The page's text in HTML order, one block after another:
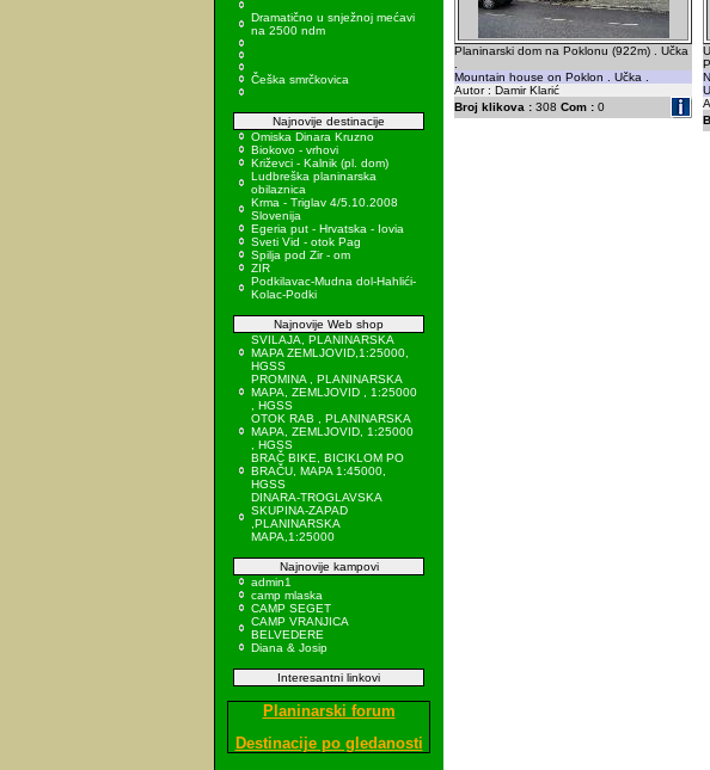
Dramatično u snježnoj mećavi
na 2500 ndm
Češka smrčkovica
Najnovije destinacije
Omiska Dinara Kruzno
Biokovo - vrhovi
Križevci - Kalnik (pl. dom)
Ludbreška planinarska
obilaznica
Krma - Triglav 4/5.10.2008
Slovenija
Egeria put - Hrvatska - Iovia
Sveti Vid - otok Pag
Spilja pod Zir - om
ZIR
Podkilavac-Mudna dol-Hahlići-
Kolac-Podki
Najnovije Web shop
SVILAJA, PLANINARSKA
MAPA ZEMLJOVID,1:25000,
HGSS
PROMINA , PLANINARSKA
MAPA, ZEMLJOVID , 1:25000
, HGSS
OTOK RAB , PLANINARSKA
MAPA, ZEMLJOVID, 1:25000
, HGSS
BRAČ BIKE, BICIKLOM PO
BRAČU, MAPA 1:45000,
HGSS
DINARA-TROGLAVSKA
SKUPINA-ZAPAD
,PLANINARSKA
MAPA,1:25000
Najnovije kampovi
admin1
camp mlaska
CAMP SEGET
CAMP VRANJICA
BELVEDERE
Diana & Josip
Interesantni linkovi
Planinarski forum
Destinacije po gledanosti
Planinarski dom na Poklonu (922m) . Učka
Mountain house on Poklon . Učka .
Autor : Damir Klarić
Broj klikova : 308 Com : 0